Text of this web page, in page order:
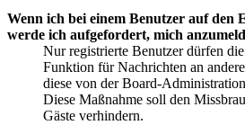
Wenn ich bei einem Benutzer auf
werde ich aufgefordert, mich
Nur registrierte Benutzer dürfen
Funktion für Nachrichten an
diese von der Board-
Diese Maßnahme soll den
Gäste verhindern.